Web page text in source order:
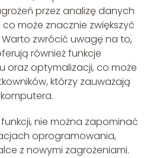
przez analizę danych
może znacznie zwiększyć
zwrócić uwagę na to,
również funkcje
oraz optymalizacji, co może
którzy zauważają
nie można zapominać
oprogramowania,
z nowymi zagrożeniami.